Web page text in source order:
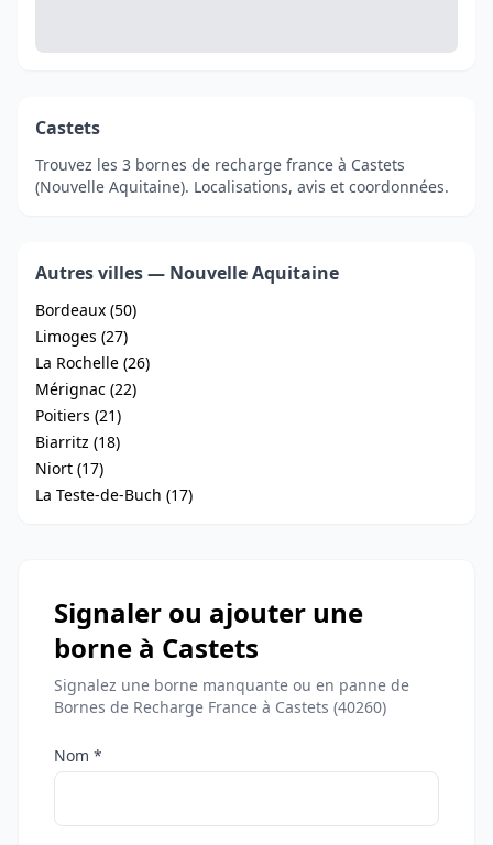
Castets
Trouvez les 3 bornes de recharge france à Castets
(Nouvelle Aquitaine). Localisations, avis et coordonnées.
Autres villes — Nouvelle Aquitaine
Bordeaux (50)
Limoges (27)
La Rochelle (26)
Mérignac (22)
Poitiers (21)
Biarritz (18)
Niort (17)
La Teste-de-Buch (17)
Signaler ou ajouter une
borne à Castets
Signalez une borne manquante ou en panne de
Bornes de Recharge France à Castets (40260)
Nom *